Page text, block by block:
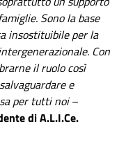
Sono la base
insostituibile per la
Con
il ruolo così
e
per tutti noi –
di A.L.I.Ce.